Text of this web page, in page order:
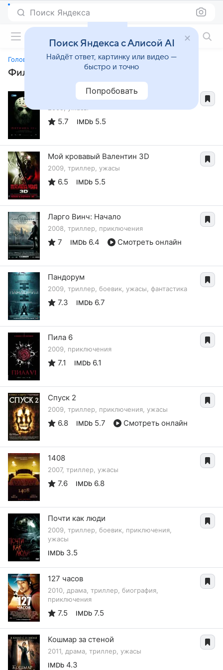
Поиск Яндекса
Головокружение
Фильмы, похожие на «Головокружение»
Пятница 13-е
5.7 IMDb 5.5
Мой кровавый Валентин 3D
2009, триллер, ужасы
6.5 IMDb 5.5
Ларго Винч: Начало
2008, триллер, приключения
7 IMDb 6.4 Смотреть онлайн
Пандорум
2009, триллер, боевик, ужасы, фантастика
7.3 IMDb 6.7
Пила 6
2009, приключения
7.1 IMDb 6.1
Спуск 2
2009, триллер, приключения, ужасы
6.8 IMDb 5.7 Смотреть онлайн
1408
2007, триллер, ужасы
7.6 IMDb 6.8
Почти как люди
2009, триллер, боевик, приключения,
ужасы
IMDb 3.5
127 часов
2010, драма, триллер, биография,
приключения
7.5 IMDb 7.5
Кошмар за стеной
2011, драма, триллер, ужасы
IMDb 4.3
Поиск Яндекса с Алисой AI
Найдёт ответ, картинку или видео —
быстро и точно
Попробовать